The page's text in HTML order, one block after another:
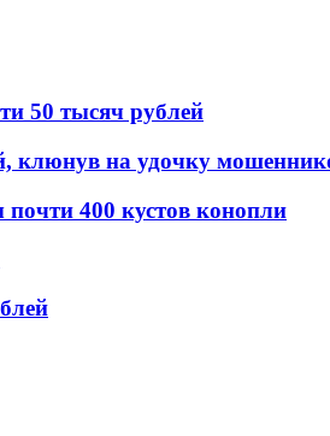
50 тысяч рублей
клюнув на удочку
400 кустов конопли